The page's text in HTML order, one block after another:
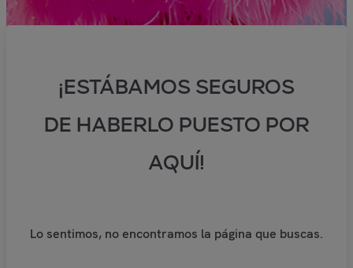
¡ESTÁBAMOS SEGUROS
DE HABERLO PUESTO POR
AQUÍ!
Lo sentimos, no encontramos la página que buscas.